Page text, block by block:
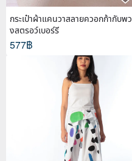
กระเป๋าผ้าแคนวาสลายควอกก้ากับพว
งสตรอว์เบอร์รี
577฿